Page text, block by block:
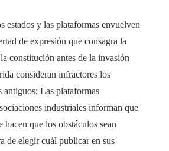
estados y las plataformas envuelven
de expresión que consagra la
constitución antes de la invasión
consideran infractores los
antiguos; Las plataformas
industriales informan que
hacen que los obstáculos sean
de elegir cuál publicar en sus